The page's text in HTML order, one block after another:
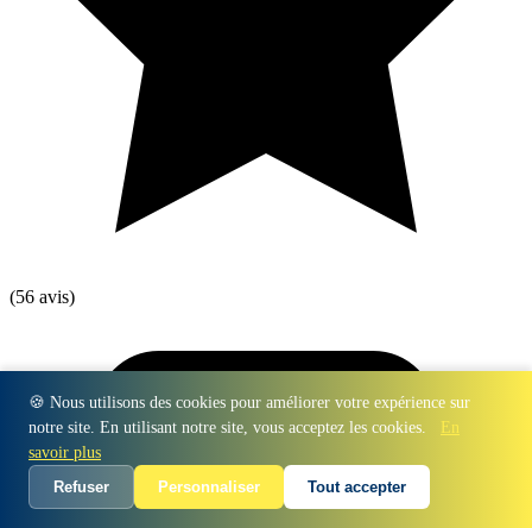
🍪 Nous utilisons des cookies pour améliorer votre expérience sur
notre site. En utilisant notre site, vous acceptez les cookies.
En
savoir plus
Refuser
Personnaliser Tout accepter
(56 avis)